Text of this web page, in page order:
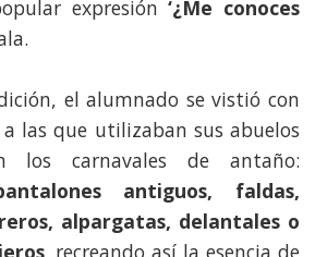
expresión‘¿Me conoces
el alumnado se vistió con
las que utilizaban sus abuelos
los carnavales de antaño:
antiguos, faldas,
alpargatas, delantales o
, recreando así la esencia de